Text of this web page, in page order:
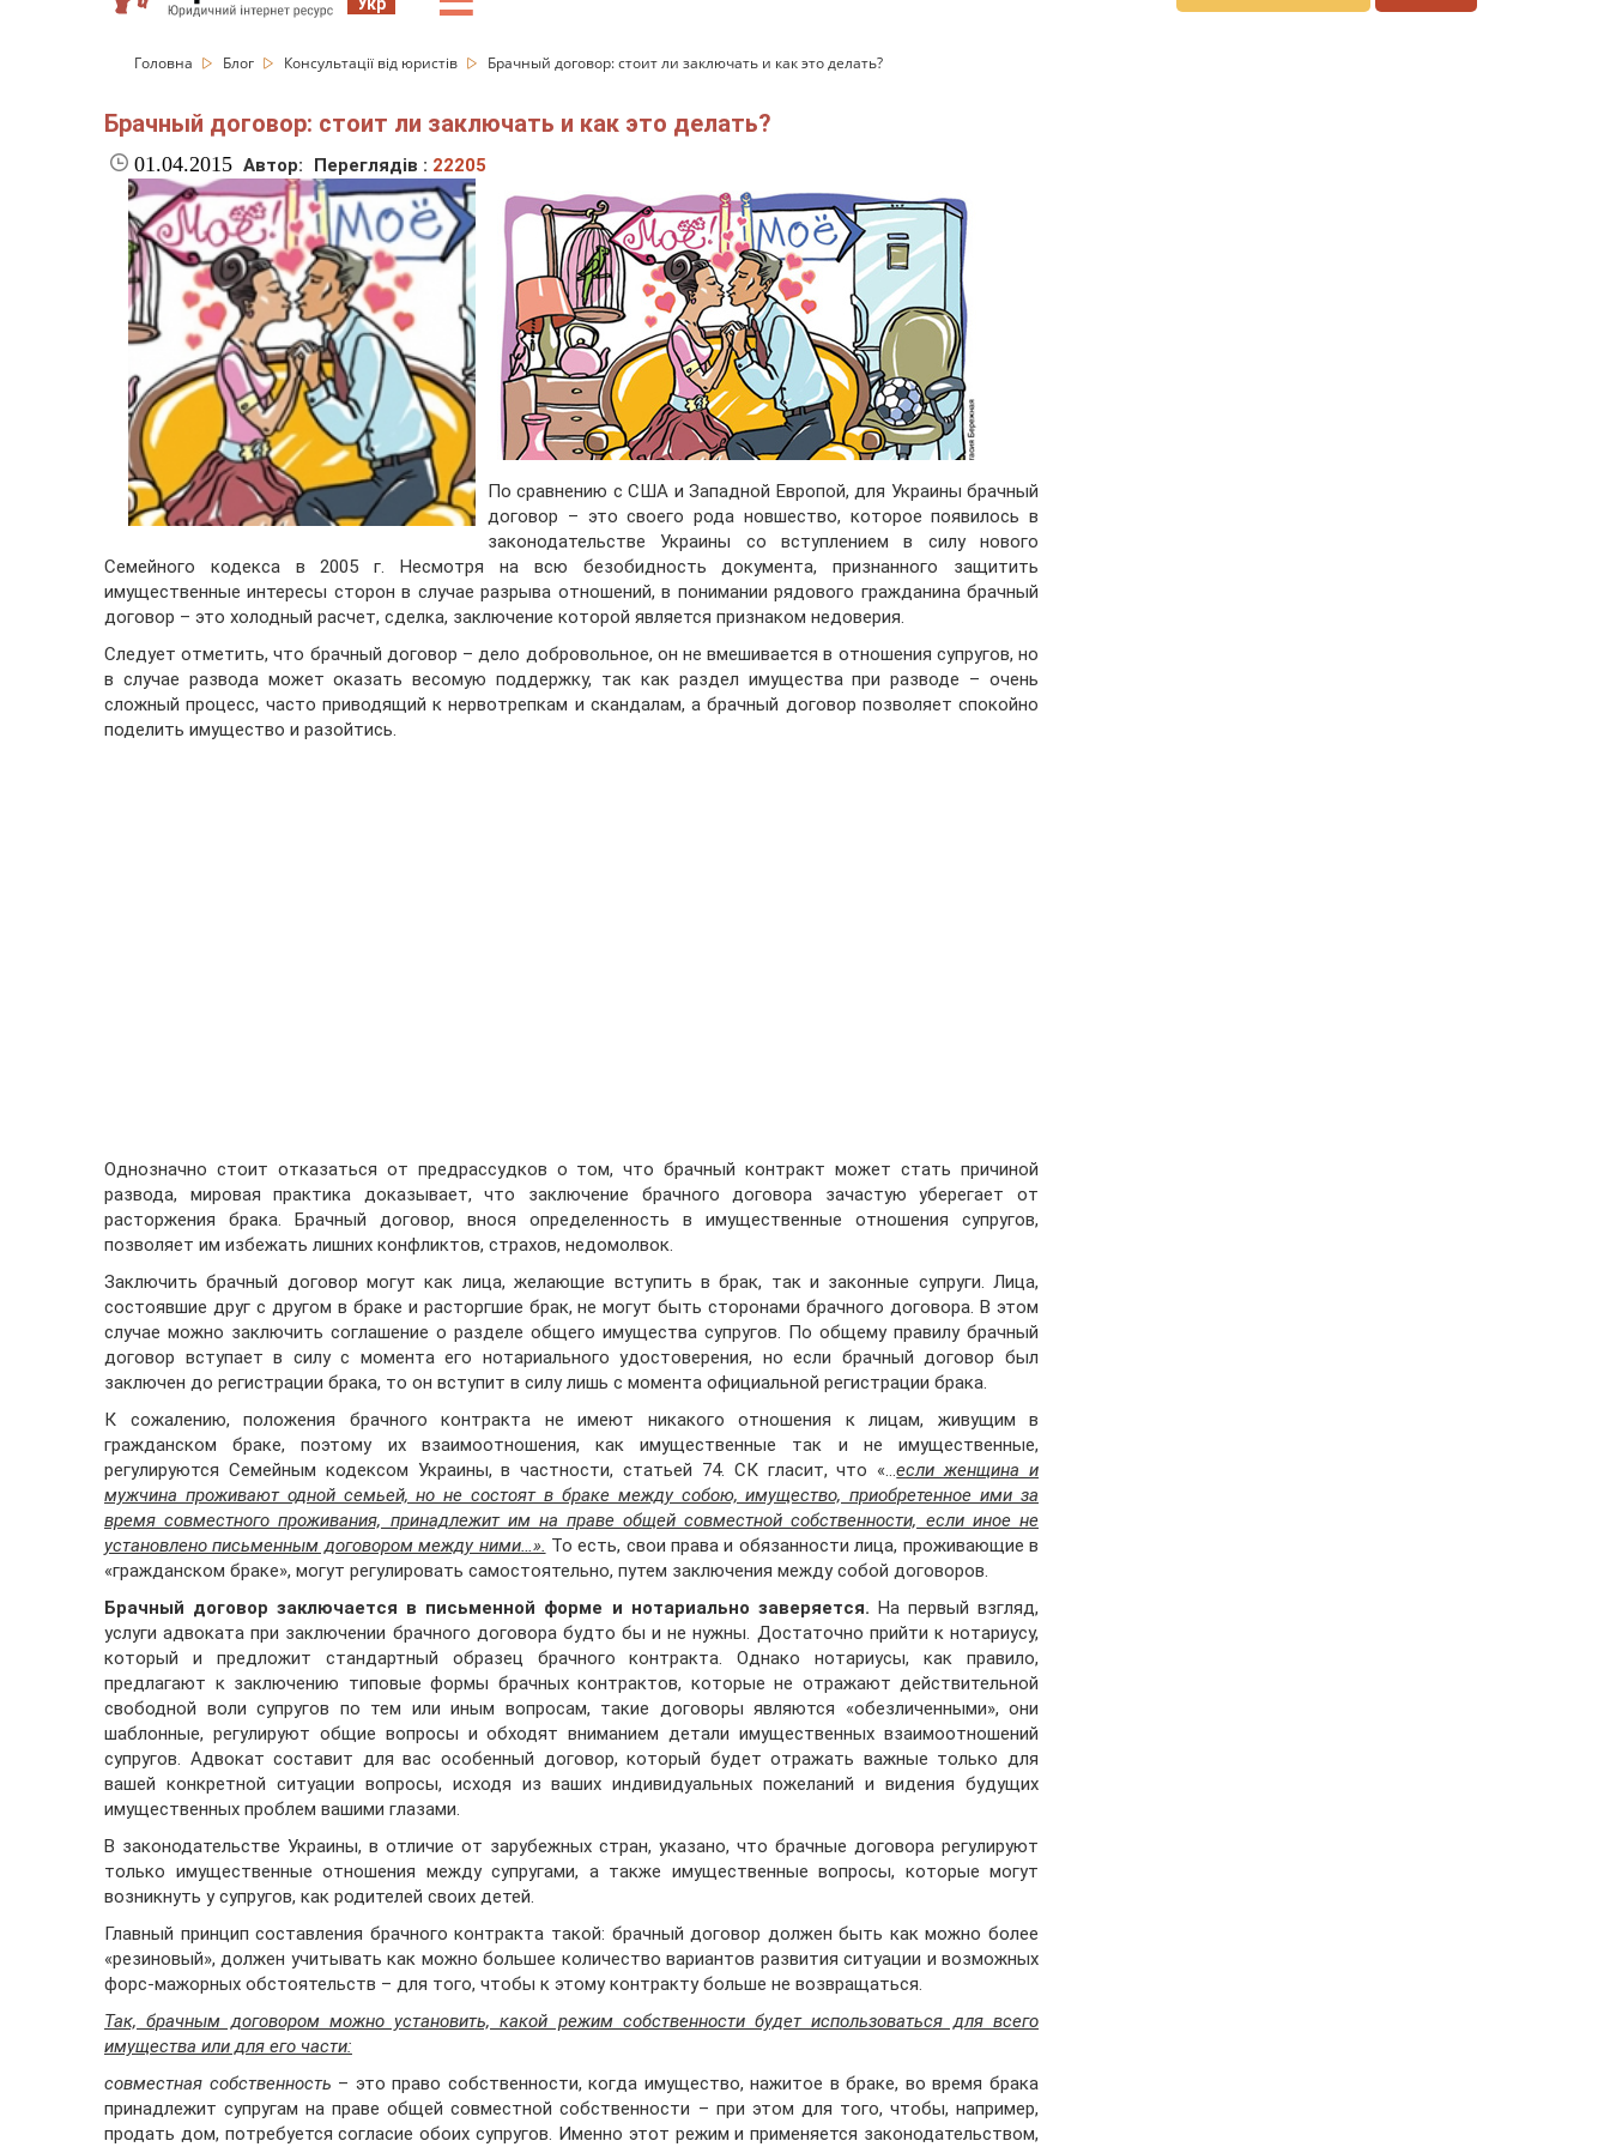
Головна Блог Консультації від юристів Брачный договор: стоит ли заключать и как это делать?
Брачный договор: стоит ли заключать и как это делать?
01.04.2015 Автор: Переглядів : 22205
По сравнению с США и Западной Европой, для Украины брачный
договор – это своего рода новшество, которое появилось в
законодательстве Украины со вступлением в силу нового
Cемейного кодекса в 2005 г. Несмотря на всю безобидность документа, признанного защитить
имущественные интересы сторон в случае разрыва отношений, в понимании рядового гражданина брачный
договор – это холодный расчет, сделка, заключение которой является признаком недоверия.
Следует отметить, что брачный договор – дело добровольное, он не вмешивается в отношения супругов, но
в случае развода может оказать весомую поддержку, так как раздел имущества при разводе – очень
сложный процесс, часто приводящий к нервотрепкам и скандалам, а брачный договор позволяет спокойно
поделить имущество и разойтись.
Однозначно стоит отказаться от предрассудков о том, что брачный контракт может стать причиной
развода, мировая практика доказывает, что заключение брачного договора зачастую уберегает от
расторжения брака. Брачный договор, внося определенность в имущественные отношения супругов,
позволяет им избежать лишних конфликтов, страхов, недомолвок.
Заключить брачный договор могут как лица, желающие вступить в брак, так и законные супруги. Лица,
состоявшие друг с другом в браке и расторгшие брак, не могут быть сторонами брачного договора. В этом
случае можно заключить соглашение о разделе общего имущества супругов. По общему правилу брачный
договор вступает в силу с момента его нотариального удостоверения, но если брачный договор был
заключен до регистрации брака, то он вступит в силу лишь с момента официальной регистрации брака.
К сожалению, положения брачного контракта не имеют никакого отношения к лицам, живущим в
гражданском браке, поэтому их взаимоотношения, как имущественные так и не имущественные,
регулируются Семейным кодексом Украины, в частности, статьей 74. СК гласит, что «…если женщина и
мужчина проживают одной семьей, но не состоят в браке между собою, имущество, приобретенное ими за
время совместного проживания, принадлежит им на праве общей совместной собственности, если иное не
установлено письменным договором между ними…». То есть, свои права и обязанности лица, проживающие в
«гражданском браке», могут регулировать самостоятельно, путем заключения между собой договоров.
Брачный договор заключается в письменной форме и нотариально заверяется. На первый взгляд,
услуги адвоката при заключении брачного договора будто бы и не нужны. Достаточно прийти к нотариусу,
который и предложит стандартный образец брачного контракта. Однако нотариусы, как правило,
предлагают к заключению типовые формы брачных контрактов, которые не отражают действительной
свободной воли супругов по тем или иным вопросам, такие договоры являются «обезличенными», они
шаблонные, регулируют общие вопросы и обходят вниманием детали имущественных взаимоотношений
супругов. Адвокат составит для вас особенный договор, который будет отражать важные только для
вашей конкретной ситуации вопросы, исходя из ваших индивидуальных пожеланий и видения будущих
имущественных проблем вашими глазами.
В законодательстве Украины, в отличие от зарубежных стран, указано, что брачные договора регулируют
только имущественные отношения между супругами, а также имущественные вопросы, которые могут
возникнуть у супругов, как родителей своих детей.
Главный принцип составления брачного контракта такой: брачный договор должен быть как можно более
«резиновый», должен учитывать как можно большее количество вариантов развития ситуации и возможных
форс-мажорных обстоятельств – для того, чтобы к этому контракту больше не возвращаться.
Так, брачным договором можно установить, какой режим собственности будет использоваться для всего
имущества или для его части:
совместная собственность – это право собственности, когда имущество, нажитое в браке, во время брака
принадлежит супругам на праве общей совместной собственности – при этом для того, чтобы, например,
продать дом, потребуется согласие обоих супругов. Именно этот режим и применяется законодательством,